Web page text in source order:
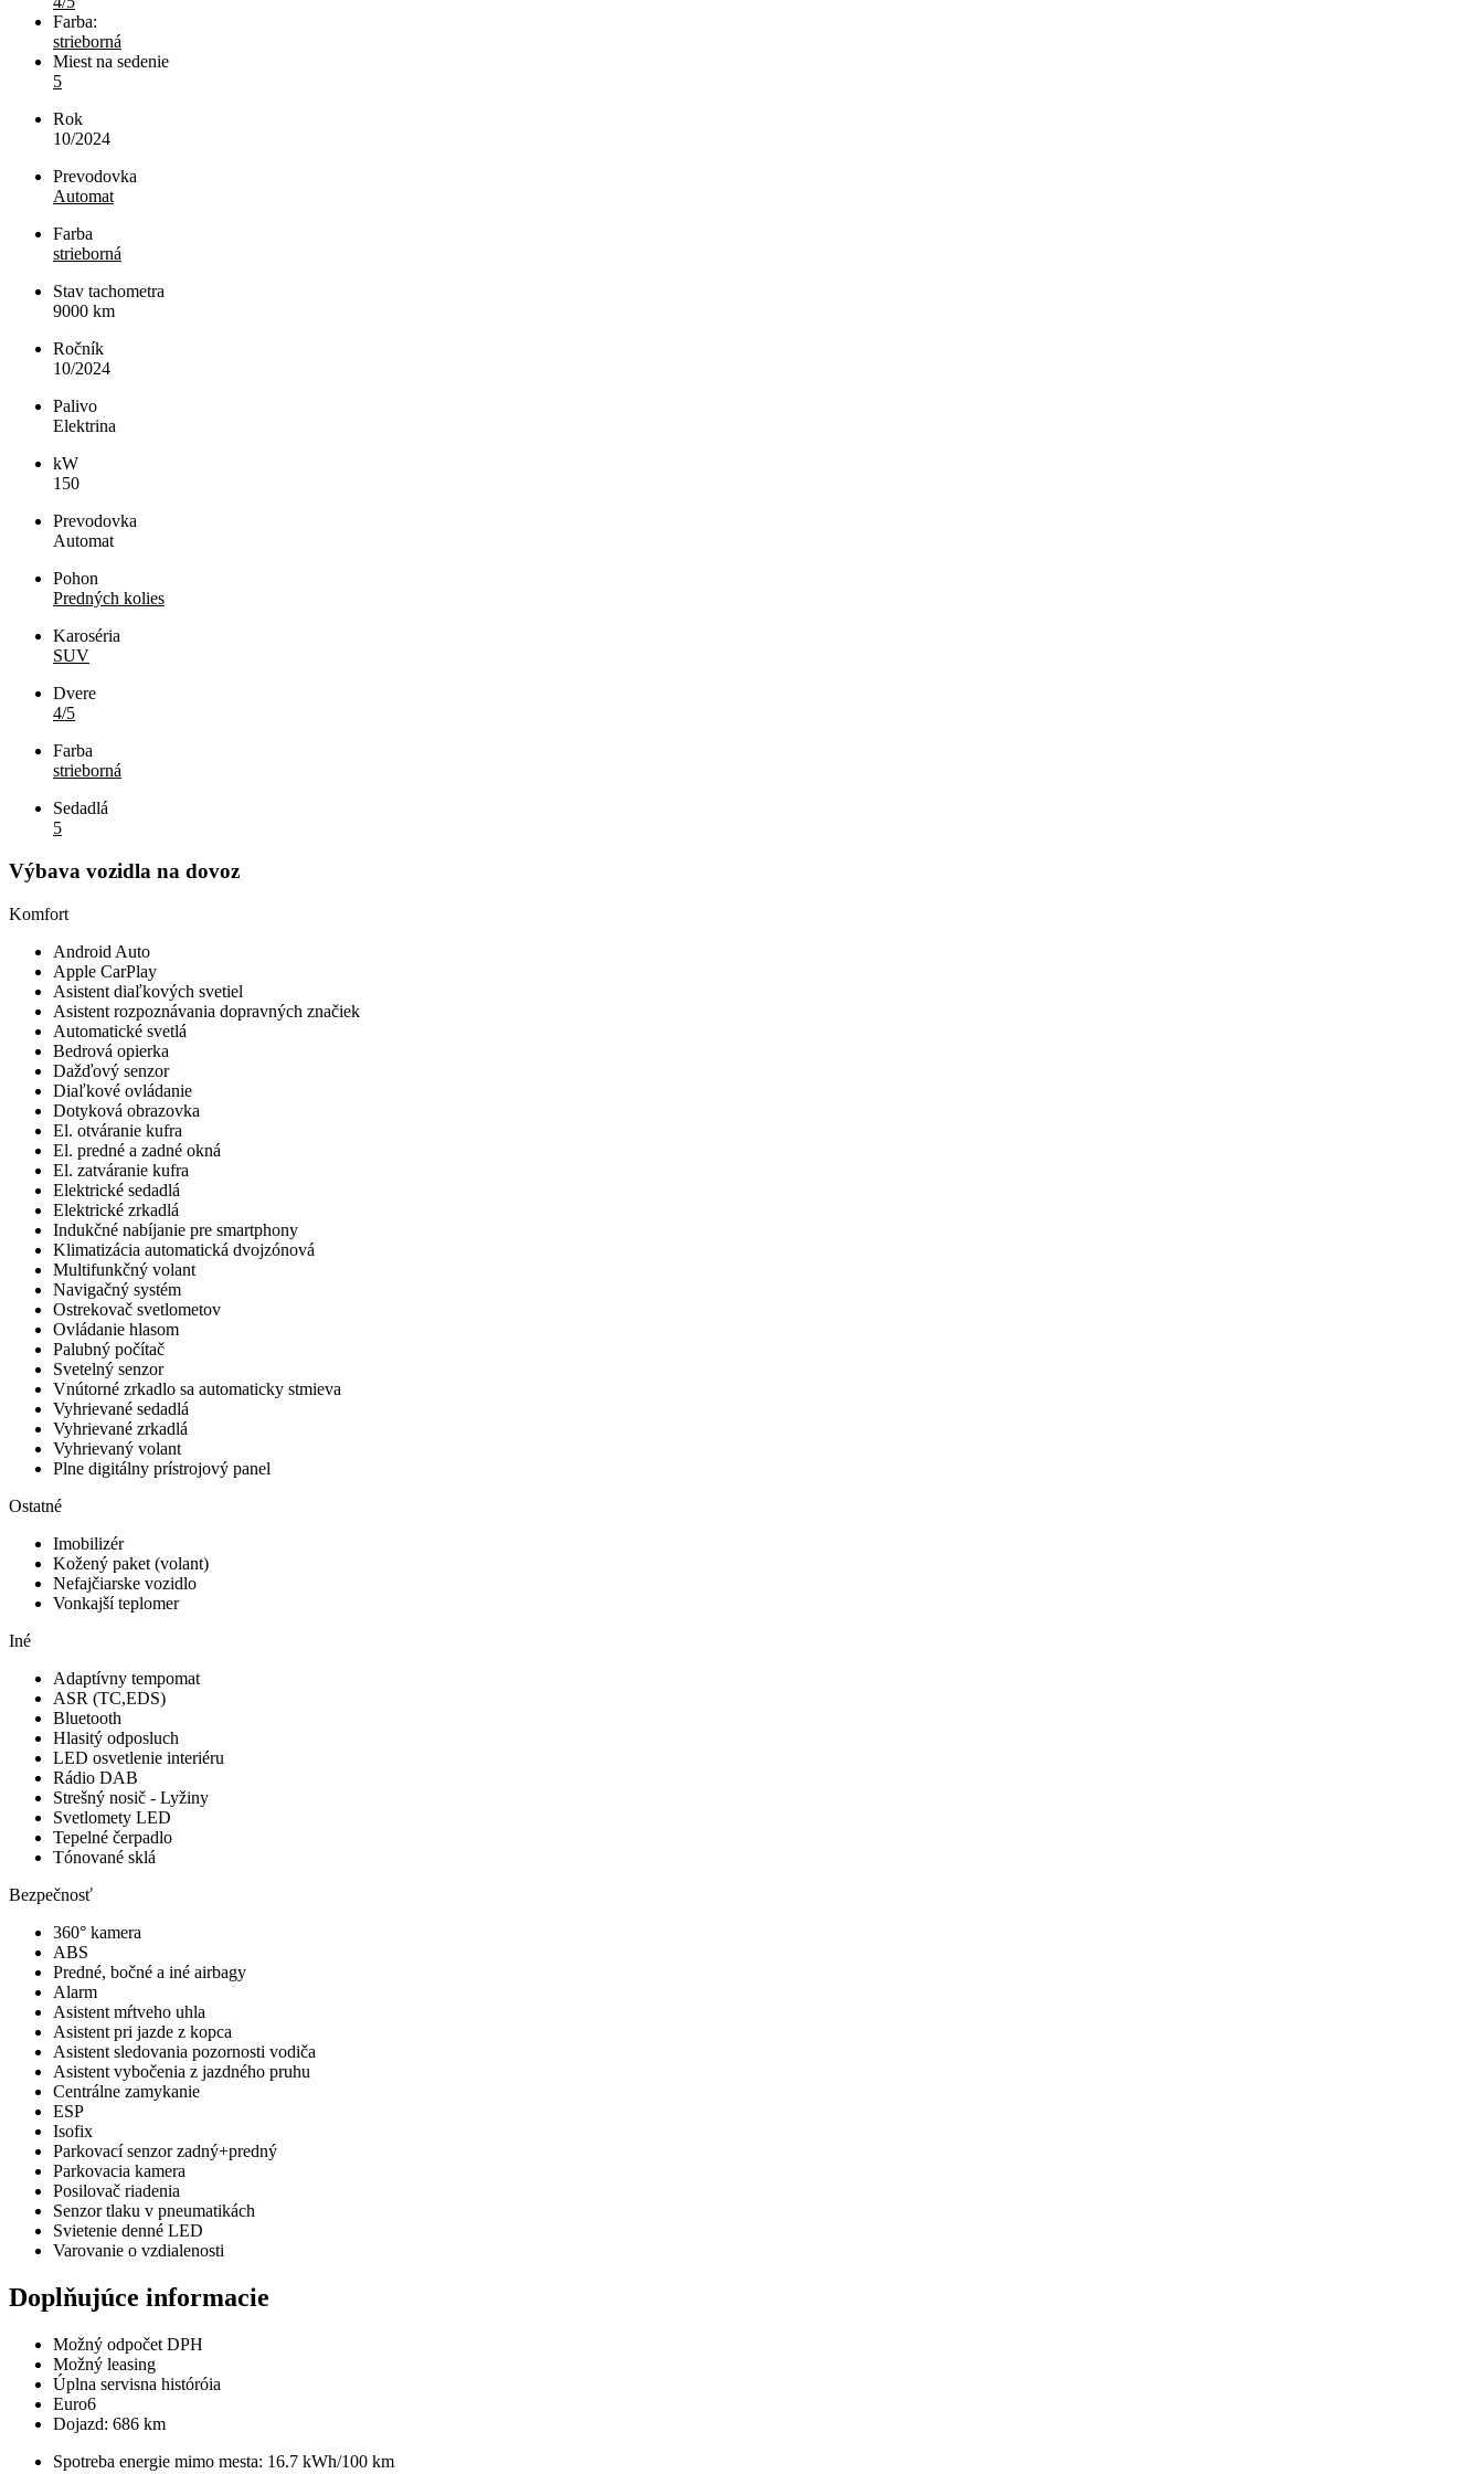
Farba:
strieborná
Miest na sedenie
5
Rok
10/2024
Prevodovka
Automat
Farba
strieborná
Stav tachometra
9000 km
Ročník
10/2024
Palivo
Elektrina
kW
150
Prevodovka
Automat
Pohon
Predných kolies
Karoséria
SUV
Dvere
4/5
Farba
strieborná
Sedadlá
5
Výbava vozidla na dovoz
Komfort
Android Auto
Apple CarPlay
Asistent diaľkových svetiel
Asistent rozpoznávania dopravných značiek
Automatické svetlá
Bedrová opierka
Dažďový senzor
Diaľkové ovládanie
Dotyková obrazovka
El. otváranie kufra
El. predné a zadné okná
El. zatváranie kufra
Elektrické sedadlá
Elektrické zrkadlá
Indukčné nabíjanie pre smartphony
Klimatizácia automatická dvojzónová
Multifunkčný volant
Navigačný systém
Ostrekovač svetlometov
Ovládanie hlasom
Palubný počítač
Svetelný senzor
Vnútorné zrkadlo sa automaticky stmieva
Vyhrievané sedadlá
Vyhrievané zrkadlá
Vyhrievaný volant
Plne digitálny prístrojový panel
Ostatné
Imobilizér
Kožený paket (volant)
Nefajčiarske vozidlo
Vonkajší teplomer
Iné
Adaptívny tempomat
ASR (TC,EDS)
Bluetooth
Hlasitý odposluch
LED osvetlenie interiéru
Rádio DAB
Strešný nosič - Lyžiny
Svetlomety LED
Tepelné čerpadlo
Tónované sklá
Bezpečnosť
360° kamera
ABS
Predné, bočné a iné airbagy
Alarm
Asistent mŕtveho uhla
Asistent pri jazde z kopca
Asistent sledovania pozornosti vodiča
Asistent vybočenia z jazdného pruhu
Centrálne zamykanie
ESP
Isofix
Parkovací senzor zadný+predný
Parkovacia kamera
Posilovač riadenia
Senzor tlaku v pneumatikách
Svietenie denné LED
Varovanie o vzdialenosti
Doplňujúce informacie
Možný odpočet DPH
Možný leasing
Úplna servisna históróia
Euro6
Dojazd: 686 km
Spotreba energie mimo mesta: 16.7 kWh/100 km